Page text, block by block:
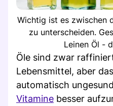
Wichtig ist es zwischen
zu unterscheiden.
Leinen Öl -
Öle sind zwar
Lebensmittel, aber
automatisch
Vitamine besser